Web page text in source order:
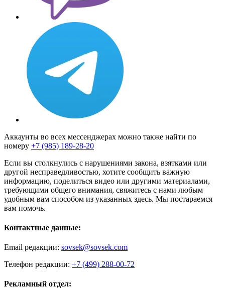
Аккаунты во всех мессенджерах можно также найти по
номеру +7 (985) 189-28-20
Если вы столкнулись с нарушениями закона, взятками или
другой несправедливостью, хотите сообщить важную
информацию, поделиться видео или другими материалами,
требующими общего внимания, свяжитесь с нами любым
удобным вам способом из указанных здесь. Мы постараемся
вам помочь.
Контактные данные:
Email редакции: sovsek@sovsek.com
Телефон редакции: +7 (499) 288-00-72
Рекламный отдел: